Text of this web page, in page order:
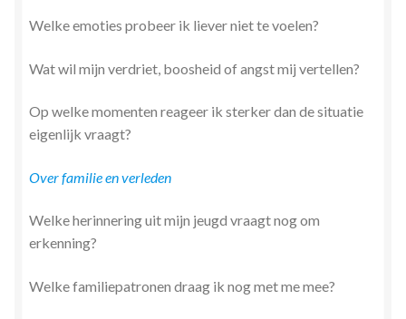
Welke emoties probeer ik liever niet te voelen?
Wat wil mijn verdriet, boosheid of angst mij vertellen?
Op welke momenten reageer ik sterker dan de situatie
eigenlijk vraagt?
Over familie en verleden
Welke herinnering uit mijn jeugd vraagt nog om
erkenning?
Welke familiepatronen draag ik nog met me mee?